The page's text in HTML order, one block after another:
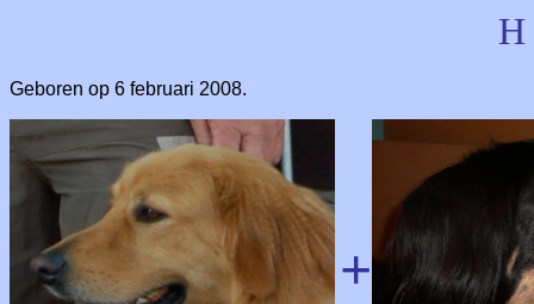
H
Geboren op 6 februari 2008.
+